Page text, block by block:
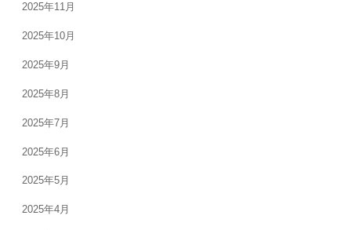
2025年11月
2025年10月
2025年9月
2025年8月
2025年7月
2025年6月
2025年5月
2025年4月